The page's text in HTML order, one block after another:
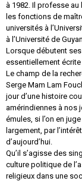
à 1982. Il professe au
les fonctions de
universités à
à l’Université de
Lorsque débutent ses
essentiellement
Le champ de la
Serge Mam Lam
jour d’une histoire
amérindiennes à nos
émules, si l’on en
largement, par
d’aujourd’hui.
Qu’il s’agisse des
culture politique de
religieux dans une